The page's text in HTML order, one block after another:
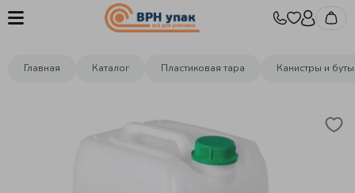
Главная Каталог Пластиковая тара Канистры и